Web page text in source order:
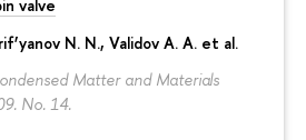
valve
N. N., Validov A. A. et al.
Matter and Materials
No. 14.